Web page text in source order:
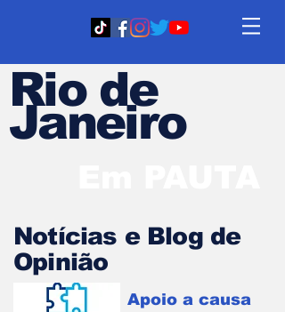
Rio de
Janeiro
Notícias e Blog de
Opinião
Apoio a causa